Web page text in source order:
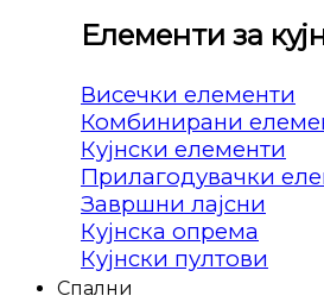
Елементи за
Висечки елементи
Комбинирани
Кујнски елементи
Прилагодувачки
Завршни лајсни
Кујнска опрема
Кујнски пултови
Спални